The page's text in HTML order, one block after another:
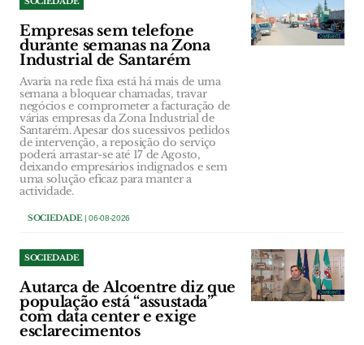
Empresas sem telefone
durante semanas na Zona
Industrial de Santarém
Avaria na rede fixa está há mais de uma
semana a bloquear chamadas, travar
negócios e comprometer a facturação de
várias empresas da Zona Industrial de
Santarém. Apesar dos sucessivos pedidos
de intervenção, a reposição do serviço
poderá arrastar-se até 17 de Agosto,
deixando empresários indignados e sem
uma solução eficaz para manter a
actividade.
SOCIEDADE| 06-08-2026
SOCIEDADE
Autarca de Alcoentre diz que
população está “assustada”
com data center e exige
esclarecimentos